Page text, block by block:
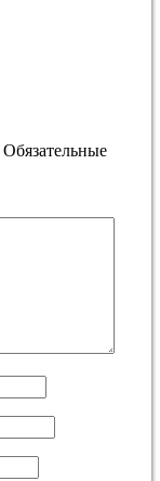
Обязательные